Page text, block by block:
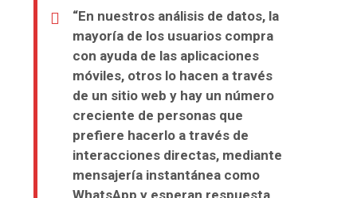
“En nuestros análisis de datos, la
mayoría de los usuarios compra
con ayuda de las aplicaciones
móviles, otros lo hacen a través
de un sitio web y hay un número
creciente de personas que
prefiere hacerlo a través de
interacciones directas, mediante
mensajería instantánea como